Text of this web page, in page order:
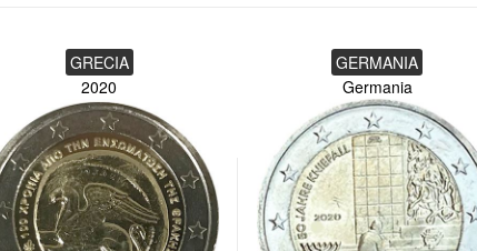
GRECIA
2020
GERMANIA
Germania